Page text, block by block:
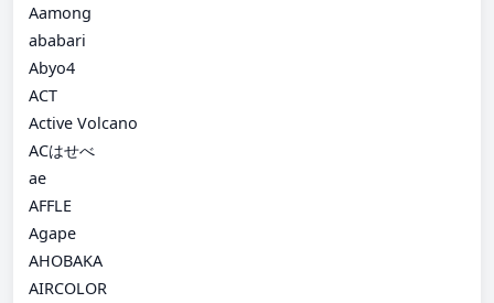
Aamong
ababari
Abyo4
ACT
Active Volcano
ACはせべ
ae
AFFLE
Agape
AHOBAKA
AIRCOLOR